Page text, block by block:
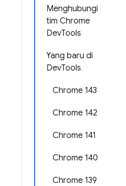
Menghubungi
tim Chrome
DevTools
Yang baru di
DevTools
Chrome 143
Chrome 142
Chrome 141
Chrome 140
Chrome 139